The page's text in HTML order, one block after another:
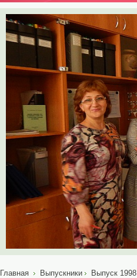
Главная Выпускники Выпуск 1998